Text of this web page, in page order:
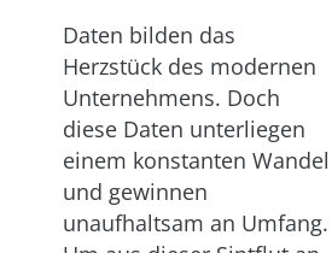
Daten bilden das
Herzstück des modernen
Unternehmens. Doch
diese Daten unterliegen
einem konstanten Wandel
und gewinnen
unaufhaltsam an Umfang.